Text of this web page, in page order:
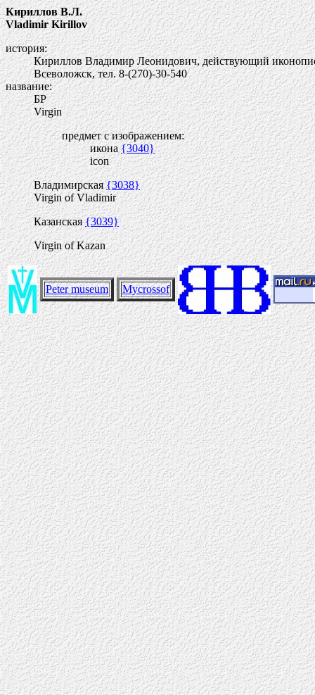
Кириллов В.Л.
Vladimir Kirillov
история:
Кириллов Владимир Леонидович, действующий
Всеволожск, тел. 8-(270)-30-540
название:
БР
Virgin
предмет с изображением:
икона{3040}
icon
Владимирская{3038}
Virgin of Vladimir
Казанская{3039}
Virgin of Kazan
Peter museum Mycrossof